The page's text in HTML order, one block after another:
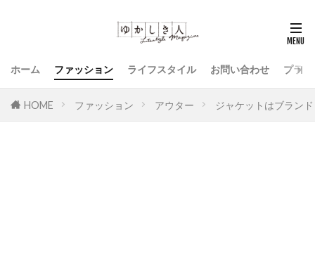
ホーム ファッション ライフスタイル お問い合わせ プラ
HOME ファッション アウター ジャケットはブラン